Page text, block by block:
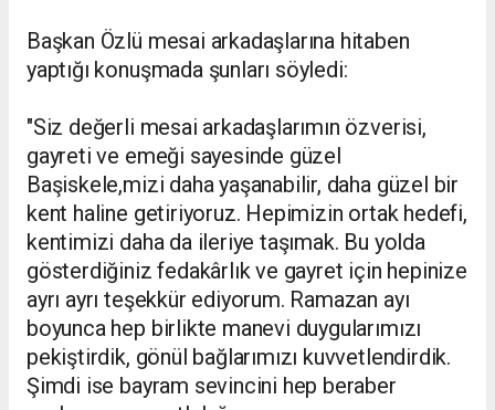
Başkan Özlü mesai arkadaşlarına hitaben
yaptığı konuşmada şunları söyledi:
"Siz değerli mesai arkadaşlarımın özverisi,
gayreti ve emeği sayesinde güzel
Başiskele,mizi daha yaşanabilir, daha güzel bir
kent haline getiriyoruz. Hepimizin ortak hedefi,
kentimizi daha da ileriye taşımak. Bu yolda
gösterdiğiniz fedakârlık ve gayret için hepinize
ayrı ayrı teşekkür ediyorum. Ramazan ayı
boyunca hep birlikte manevi duygularımızı
pekiştirdik, gönül bağlarımızı kuvvetlendirdik.
Şimdi ise bayram sevincini hep beraber